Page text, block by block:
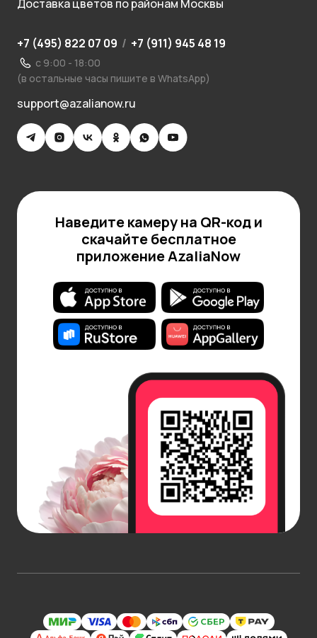
Доставка цветов по районам Москвы
+7 (495) 822 07 09 / +7 (911) 945 48 19
с 9:00 - 18:00
(в остальные часы пишите в WhatsApp)
support@azalianow.ru
Наведите камеру на QR-код и
скачайте бесплатное
приложение AzaliaNow